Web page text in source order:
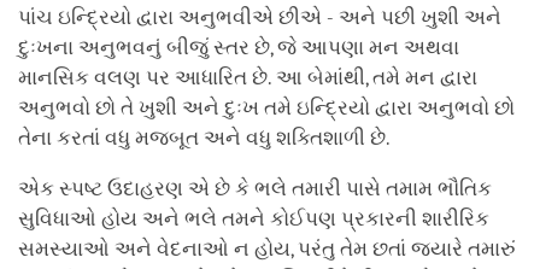
પાંચ ઇન્દ્રિયો દ્વારા અનુભવીએ છીએ - અને પછી ખુશી અને
દુઃખના અનુભવનું બીજું સ્તર છે, જે આપણા મન અથવા
માનસિક વલણ પર આધારિત છે. આ બેમાંથી, તમે મન દ્વારા
અનુભવો છો તે ખુશી અને દુઃખ તમે ઇન્દ્રિયો દ્વારા અનુભવો છો
તેના કરતાં વધુ મજબૂત અને વધુ શક્તિશાળી છે.
એક સ્પષ્ટ ઉદાહરણ એ છે કે ભલે તમારી પાસે તમામ ભૌતિક
સુવિધાઓ હોય અને ભલે તમને કોઈપણ પ્રકારની શારીરિક
સમસ્યાઓ અને વેદનાઓ ન હોય, પરંતુ તેમ છતાં જ્યારે તમારું